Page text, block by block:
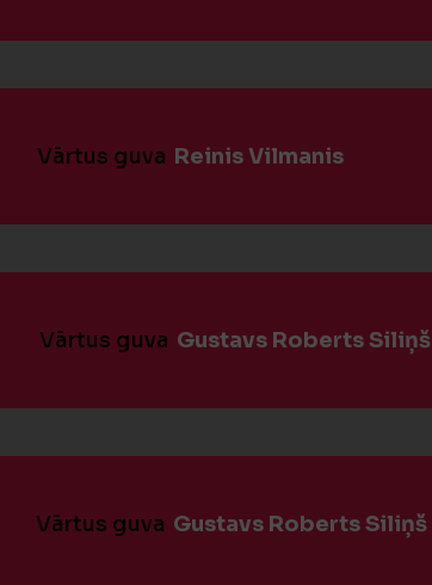
Vārtus guva Reinis Vilmanis
Vārtus guva Gustavs Roberts Siliņš
Vārtus guva Gustavs Roberts Siliņš